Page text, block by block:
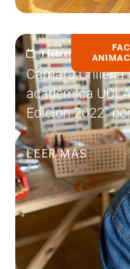
1 febrero, 2023
Cámara Chilena
académica
Edición 2022”
LEER MÁS